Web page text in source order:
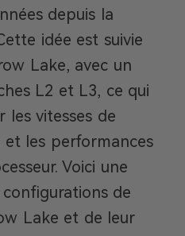
depuis la
idée est suivie
Lake, avec un
L2 et L3, ce qui
les vitesses de
les performances
Voici une
de
Lake et de leur